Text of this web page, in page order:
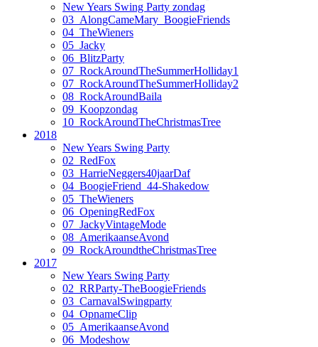
New Years Swing Party zondag
03_AlongCameMary_BoogieFriends
04_TheWieners
05_Jacky
06_BlitzParty
07_RockAroundTheSummerHolliday1
07_RockAroundTheSummerHolliday2
08_RockAroundBaila
09_Koopzondag
10_RockAroundTheChristmasTree
2018
New Years Swing Party
02_RedFox
03_HarrieNeggers40jaarDaf
04_BoogieFriend_44-Shakedow
05_TheWieners
06_OpeningRedFox
07_JackyVintageMode
08_AmerikaanseAvond
09_RockAroundtheChristmasTree
2017
New Years Swing Party
02_RRParty-TheBoogieFriends
03_CarnavalSwingparty
04_OpnameClip
05_AmerikaanseAvond
06_Modeshow